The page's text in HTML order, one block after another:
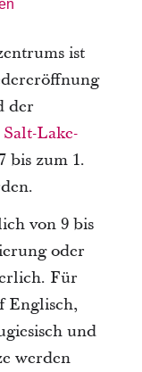
ist
der
Lake-
bis zum 1.
von 9 bis
oder
Für
Englisch,
und
werden